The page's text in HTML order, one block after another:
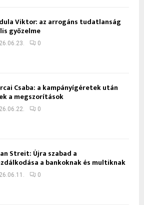
Viktor: az arrogáns tudatlanság
győzelme
0
Csaba: a kampányígéretek után
a megszorítások
0
Streit: Újra szabad a
a bankoknak és multiknak
0